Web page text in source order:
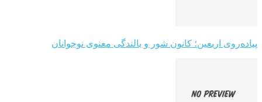
پیاده‌روی اربعین؛ کانون شور و بالندگی معنوی نوجوانان